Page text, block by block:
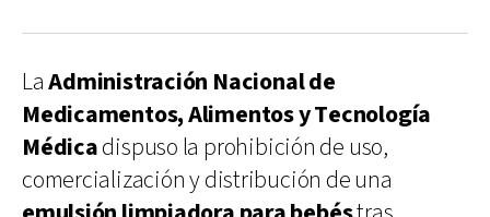
LaAdministración Nacional de
Medicamentos, Alimentos y Tecnología
Médicadispuso la prohibición de uso,
comercialización y distribución de una